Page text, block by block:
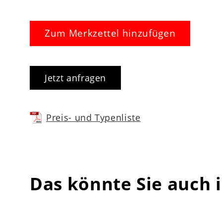
Zum Merkzettel hinzufügen
Jetzt anfragen
Preis- und Typenliste
Das könnte Sie auch